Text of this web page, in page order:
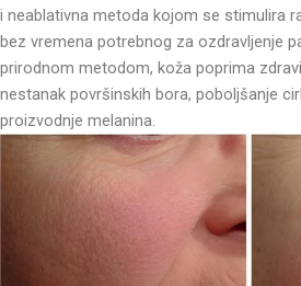
i neablativna metoda kojom se stimulira
bez vremena potrebnog za ozdravljenje
prirodnom metodom, koža poprima
nestanak površinskih bora, poboljšanje
proizvodnje melanina.